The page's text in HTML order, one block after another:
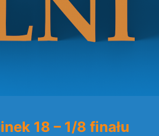
18 – 1/8 finału